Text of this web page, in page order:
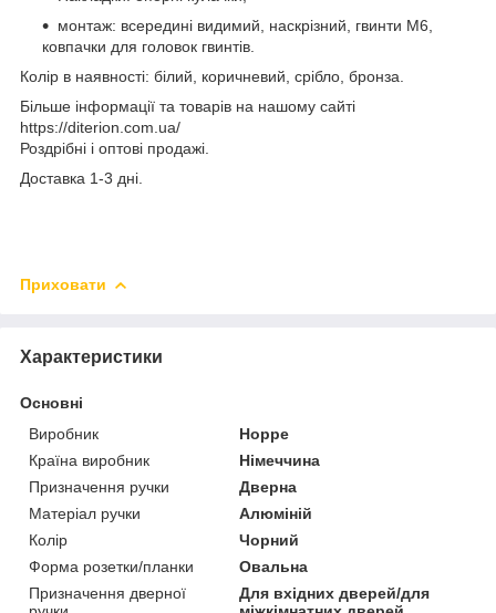
монтаж: всередині видимий, наскрізний, гвинти М6,
ковпачки для головок гвинтів.
Колір в наявності: білий, коричневий, срібло, бронза.
Більше інформації та товарів на нашому сайті
https://diterion.com.ua/
Роздрібні і оптові продажі.
Доставка 1-3 дні.
Приховати
Характеристики
Основні
Виробник
Hoppe
Країна виробник
Німеччина
Призначення ручки
Дверна
Матеріал ручки
Алюміній
Колір
Чорний
Форма розетки/планки
Овальна
Призначення дверної
Для вхідних дверей/для